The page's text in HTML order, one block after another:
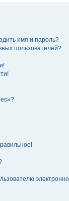
имя и пароль?
пользователей?